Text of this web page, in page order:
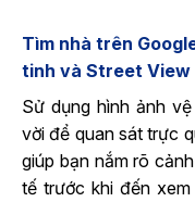
Tìm nhà trên
tinh và Street View
Sử dụng hình ảnh
vời để quan sát trực
giúp bạn nắm rõ
tế trước khi đến